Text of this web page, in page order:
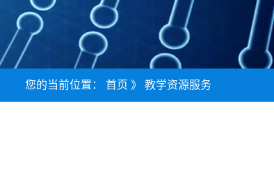
您的当前位置： 首页 》 教学资源服务